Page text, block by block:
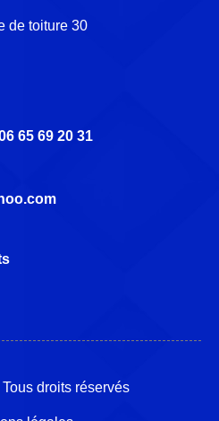
de toiture 30
65 69 20 31
droits réservés